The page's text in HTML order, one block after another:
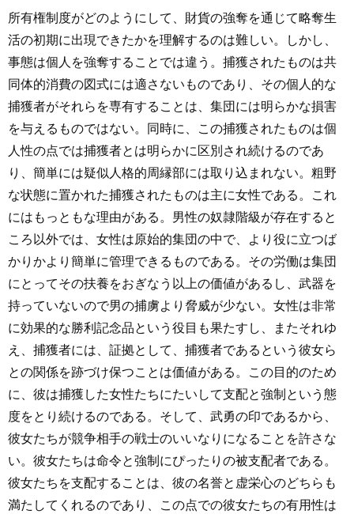
所有権制度がどのようにして、財貨の強奪を通じて略奪生
活の初期に出現できたかを理解するのは難しい。しかし、
事態は個人を強奪することでは違う。捕獲されたものは共
同体的消費の図式には適さないものであり、その個人的な
捕獲者がそれらを専有することは、集団には明らかな損害
を与えるものではない。同時に、この捕獲されたものは個
人性の点では捕獲者とは明らかに区別され続けるのであ
り、簡単には疑似人格的周縁部には取り込まれない。粗野
な状態に置かれた捕獲されたものは主に女性である。これ
にはもっともな理由がある。男性の奴隷階級が存在すると
ころ以外では、女性は原始的集団の中で、より役に立つば
かりかより簡単に管理できるものである。その労働は集団
にとってその扶養をおぎなう以上の価値があるし、武器を
持っていないので男の捕虜より脅威が少ない。女性は非常
に効果的な勝利記念品という役目も果たすし、またそれゆ
え、捕獲者には、証拠として、捕獲者であるという彼女ら
との関係を跡づけ保つことは価値がある。この目的のため
に、彼は捕獲した女性たちにたいして支配と強制という態
度をとり続けるのである。そして、武勇の印であるから、
彼女たちが競争相手の戦士のいいなりになることを許さな
い。彼女たちは命令と強制にぴったりの被支配者である。
彼女たちを支配することは、彼の名誉と虚栄心のどちらも
満たしてくれるのであり、この点での彼女たちの有用性は